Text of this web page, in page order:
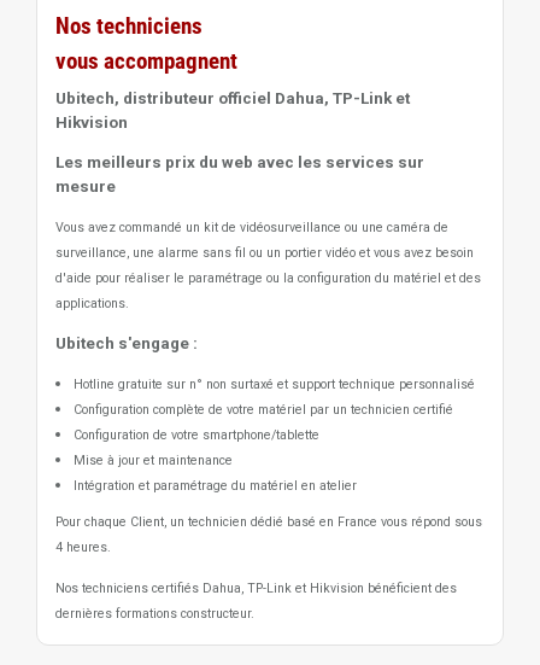
Nos techniciens
vous accompagnent
Ubitech, distributeur officiel Dahua, TP-Link et
Hikvision
Les meilleurs prix du web avec les services sur
mesure
Vous avez commandé un kit de vidéosurveillance ou une caméra de
surveillance, une alarme sans fil ou un portier vidéo et vous avez besoin
d'aide pour réaliser le paramétrage ou la configuration du matériel et des
applications.
Ubitech s'engage :
Hotline gratuite sur n° non surtaxé et support technique personnalisé
Configuration complète de votre matériel par un technicien certifié
Configuration de votre smartphone/tablette
Mise à jour et maintenance
Intégration et paramétrage du matériel en atelier
Pour chaque Client, un technicien dédié basé en France vous répond sous
4 heures.
Nos techniciens certifiés Dahua, TP-Link et Hikvision bénéficient des
dernières formations constructeur.